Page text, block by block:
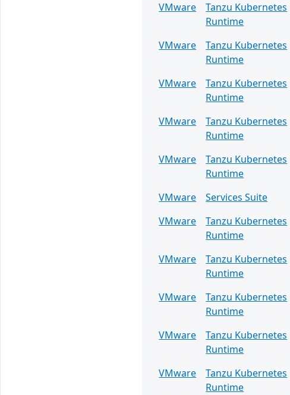
VMware
Tanzu Kubernetes
Runtime
VMware
Tanzu Kubernetes
Runtime
VMware
Tanzu Kubernetes
Runtime
VMware
Tanzu Kubernetes
Runtime
VMware
Tanzu Kubernetes
Runtime
VMware Services Suite
VMware
Tanzu Kubernetes
Runtime
VMware
Tanzu Kubernetes
Runtime
VMware
Tanzu Kubernetes
Runtime
VMware
Tanzu Kubernetes
Runtime
VMware
Tanzu Kubernetes
Runtime